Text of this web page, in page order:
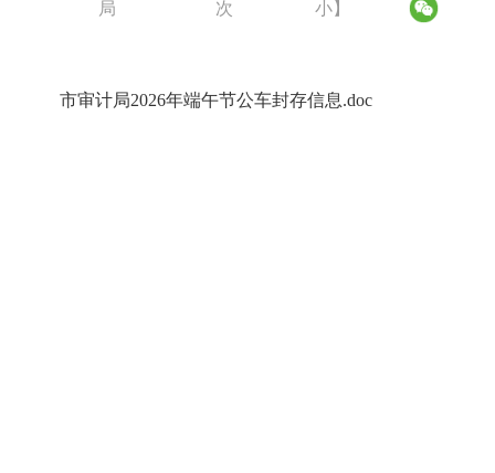
局
次
小】
市审计局2026年端午节公车封存信息.doc